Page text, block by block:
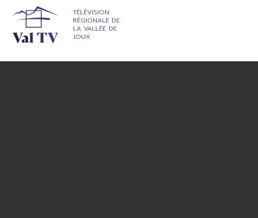
TÉLÉVISION
RÉGIONALE DE
LA VALLÉE DE
JOUX